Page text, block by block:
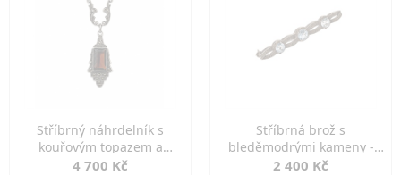
Stříbrný náhrdelník s
kouřovým topazem a
markazity
4 700 Kč
Stříbrná brož s
bleděmodrými kameny -
jemná elegance
2 400 Kč